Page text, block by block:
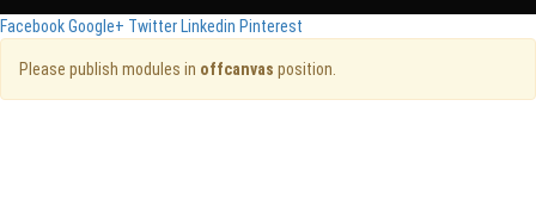
FacebookGoogle+ TwitterLinkedin Pinterest
Please publish modules in offcanvas position.